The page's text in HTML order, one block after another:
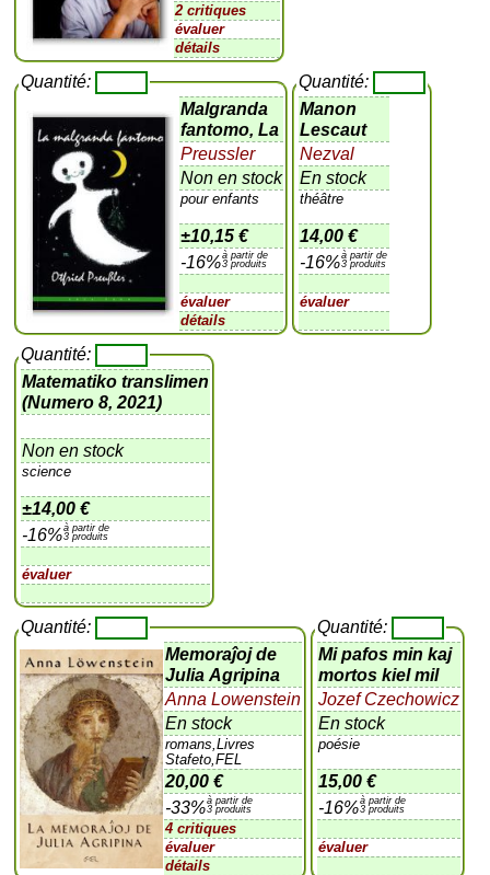
2 critiques
évaluer
détails
Quantité:
Malgranda
fantomo, La
Preussler
Non en stock
pour enfants
±10,15 €
-16%à partir de
3 produits
évaluer
détails
Quantité:
Manon
Lescaut
Nezval
En stock
théâtre
14,00 €
-16%à partir de
3 produits
évaluer
Quantité:
Matematiko translimen
(Numero 8, 2021)
Non en stock
science
±14,00 €
-16%à partir de
3 produits
évaluer
Quantité:
Memoraĵoj de
Julia Agripina
Anna Lowenstein
En stock
romans,Livres
Stafeto,FEL
20,00 €
-33%à partir de
3 produits
4 critiques
évaluer
détails
Quantité:
Mi pafos min kaj
mortos kiel mil
Jozef Czechowicz
En stock
poésie
15,00 €
-16%à partir de
3 produits
évaluer